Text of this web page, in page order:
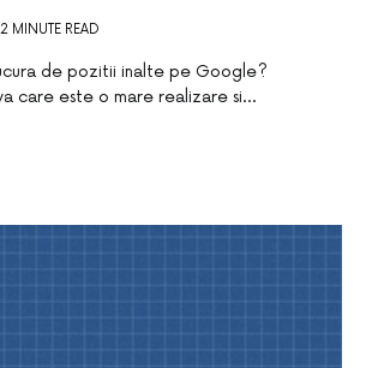
2 MINUTE READ
de pozitii inalte pe Google?
care este o mare realizare si…